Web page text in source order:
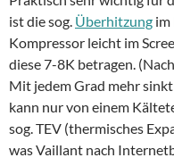
ist die sog. Überhitzung im
Kompressor leicht im
diese 7-8K betragen. (Nach
Mit jedem Grad mehr
kann nur von einem
sog. TEV (thermisches
was Vaillant nach